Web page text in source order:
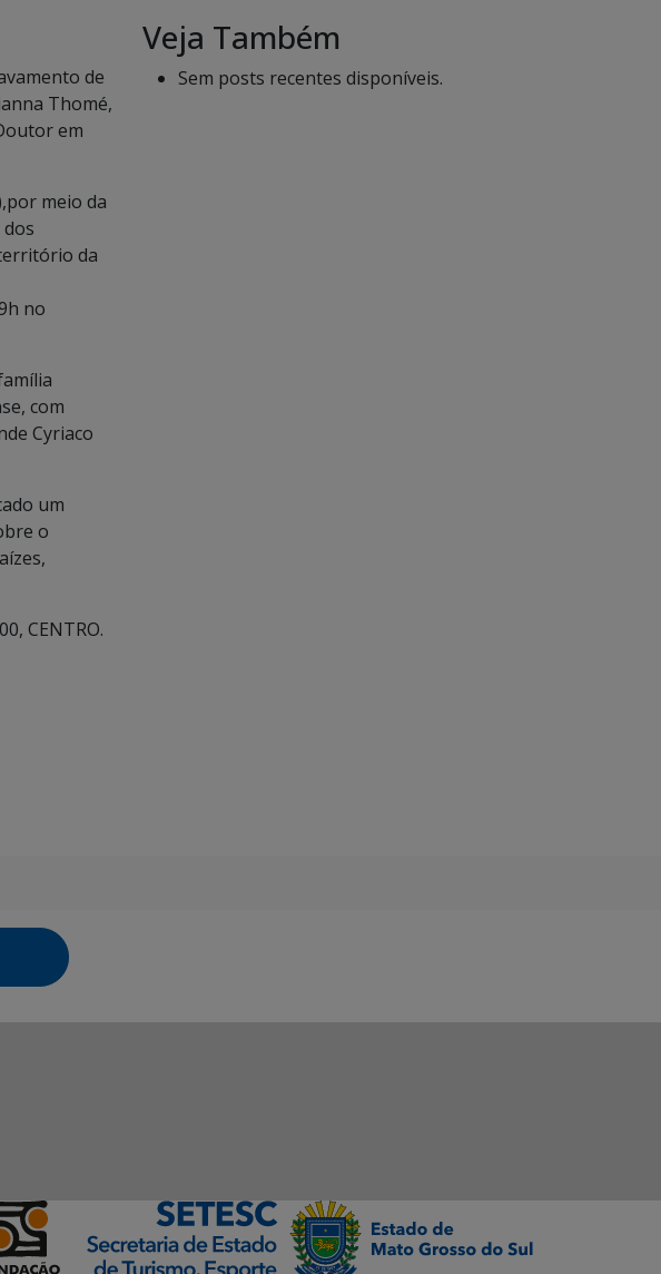
de
Thomé,
em
meio da
da
no
com
Cyriaco
um
o
CENTRO.
Veja Também
Sem posts recentes disponíveis.